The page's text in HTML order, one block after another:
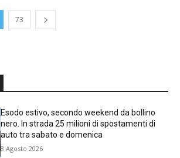
73
Esodo estivo, secondo weekend da bollino
nero. In strada 25 milioni di spostamenti di
auto tra sabato e domenica
8 Agosto 2026